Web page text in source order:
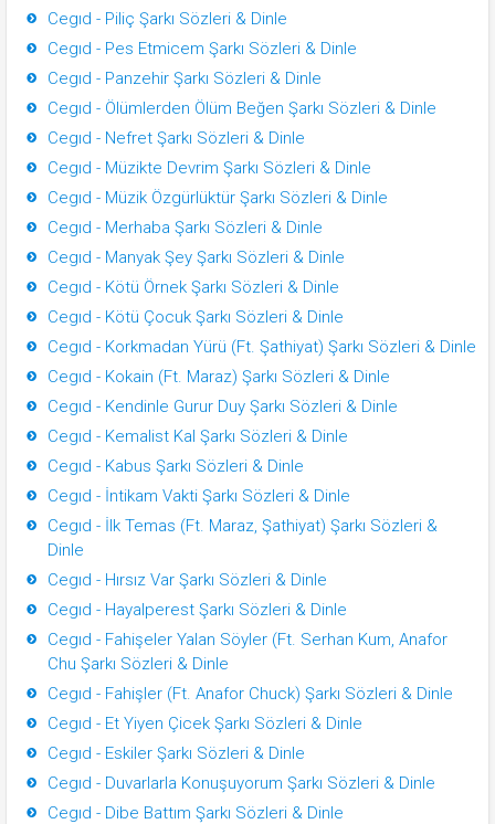
Cegıd - Piliç Şarkı Sözleri & Dinle
Cegıd - Pes Etmicem Şarkı Sözleri & Dinle
Cegıd - Panzehir Şarkı Sözleri & Dinle
Cegıd - Ölümlerden Ölüm Beğen Şarkı Sözleri & Dinle
Cegıd - Nefret Şarkı Sözleri & Dinle
Cegıd - Müzikte Devrim Şarkı Sözleri & Dinle
Cegıd - Müzik Özgürlüktür Şarkı Sözleri & Dinle
Cegıd - Merhaba Şarkı Sözleri & Dinle
Cegıd - Manyak Şey Şarkı Sözleri & Dinle
Cegıd - Kötü Örnek Şarkı Sözleri & Dinle
Cegıd - Kötü Çocuk Şarkı Sözleri & Dinle
Cegıd - Korkmadan Yürü (Ft. Şathiyat) Şarkı Sözleri & Dinle
Cegıd - Kokain (Ft. Maraz) Şarkı Sözleri & Dinle
Cegıd - Kendinle Gurur Duy Şarkı Sözleri & Dinle
Cegıd - Kemalist Kal Şarkı Sözleri & Dinle
Cegıd - Kabus Şarkı Sözleri & Dinle
Cegıd - İntikam Vakti Şarkı Sözleri & Dinle
Cegıd - İlk Temas (Ft. Maraz, Şathiyat) Şarkı Sözleri &
Dinle
Cegıd - Hırsız Var Şarkı Sözleri & Dinle
Cegıd - Hayalperest Şarkı Sözleri & Dinle
Cegıd - Fahişeler Yalan Söyler (Ft. Serhan Kum, Anafor
Chu Şarkı Sözleri & Dinle
Cegıd - Fahişler (Ft. Anafor Chuck) Şarkı Sözleri & Dinle
Cegıd - Et Yiyen Çicek Şarkı Sözleri & Dinle
Cegıd - Eskiler Şarkı Sözleri & Dinle
Cegıd - Duvarlarla Konuşuyorum Şarkı Sözleri & Dinle
Cegıd - Dibe Battım Şarkı Sözleri & Dinle